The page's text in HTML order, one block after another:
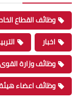
وظائف القطاع
اخبار
وظائف وزارة
وظائف اعضاء